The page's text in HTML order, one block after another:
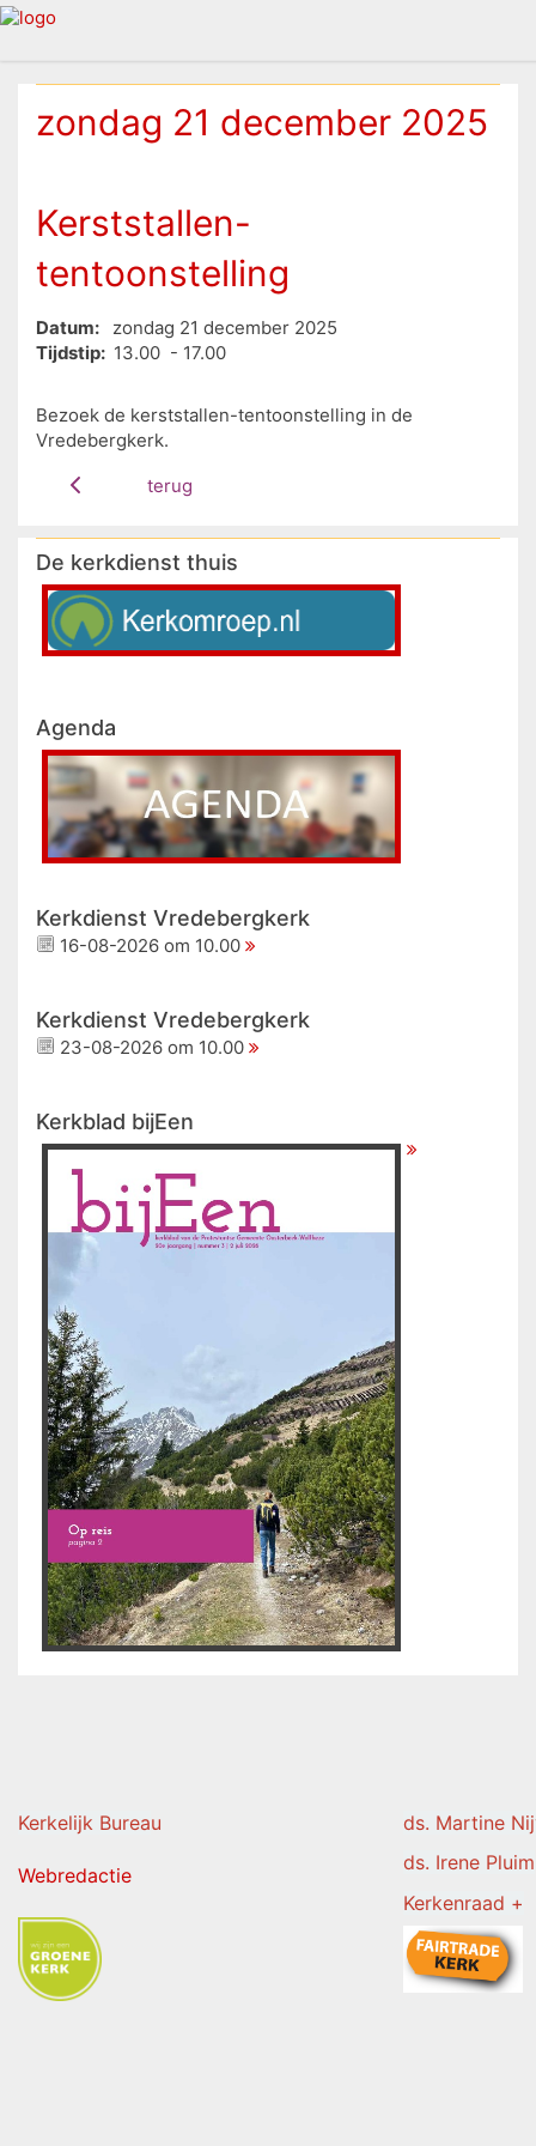
zondag 21 december 2025
Kerststallen-
tentoonstelling
Datum:
zondag 21 december 2025
Tijdstip: 13.00 - 17.00
Bezoek de kerststallen-tentoonstelling in de
Vredebergkerk.
terug
De kerkdienst thuis
Agenda
Kerkdienst Vredebergkerk
16-08-2026 om 10.00
Kerkdienst Vredebergkerk
23-08-2026 om 10.00
Kerkblad bijEen
Kerkelijk Bureau ds. Martine
Webredactie
ds. Irene Pluim
Kerkenraad +